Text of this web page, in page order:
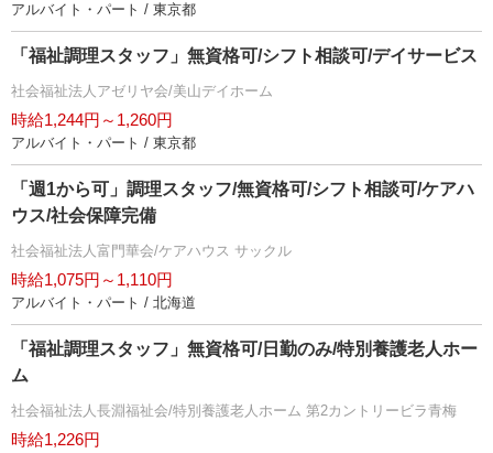
アルバイト・パート / 東京都
「福祉調理スタッフ」無資格可/シフト相談可/デイサービス
社会福祉法人アゼリヤ会/美山デイホーム
時給1,244円～1,260円
アルバイト・パート / 東京都
「週1から可」調理スタッフ/無資格可/シフト相談可/ケアハ
ウス/社会保障完備
社会福祉法人富門華会/ケアハウス サックル
時給1,075円～1,110円
アルバイト・パート / 北海道
「福祉調理スタッフ」無資格可/日勤のみ/特別養護老人ホー
ム
社会福祉法人長淵福祉会/特別養護老人ホーム 第2カントリービラ青梅
時給1,226円